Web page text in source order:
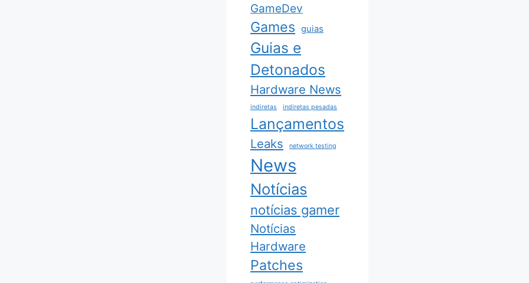
GameDev
Games guias
Guias e
Detonados
Hardware News
indiretas indiretas pesadas
Lançamentos
Leaks network testing
News
Notícias
notícias gamer
Notícias
Hardware
Patches